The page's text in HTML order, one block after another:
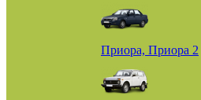
Приора, Приора 2